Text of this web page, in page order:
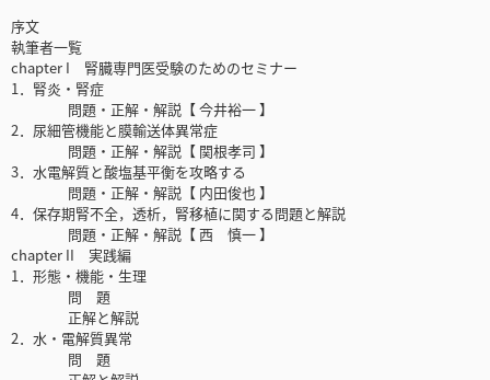
序文
執筆者一覧
chapter I 腎臓専門医受験のためのセミナー
1．腎炎・腎症
問題・正解・解説【 今井裕一 】
2．尿細管機能と膜輸送体異常症
問題・正解・解説【 関根孝司 】
3．水電解質と酸塩基平衡を攻略する
問題・正解・解説【 内田俊也 】
4．保存期腎不全，透析，腎移植に関する問題と解説
問題・正解・解説【 西 慎一 】
chapter II 実践編
1．形態・機能・生理
問 題
正解と解説
2．水・電解質異常
問 題